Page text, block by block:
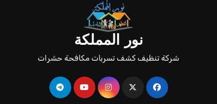
نور المملكة
شركة تنظيف كشف تسربات مكافحة حشرات